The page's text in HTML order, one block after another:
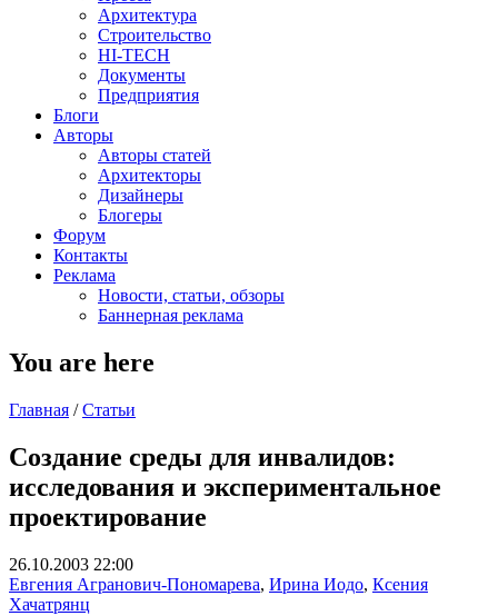
Архитектура
Строительство
HI-TECH
Документы
Предприятия
Блоги
Авторы
Авторы статей
Архитекторы
Дизайнеры
Блогеры
Форум
Контакты
Реклама
Новости, статьи, обзоры
Баннерная реклама
You are here
Главная / Статьи
Создание среды для инвалидов:
исследования и экспериментальное
проектирование
26.10.2003 22:00
Евгения Агранович-Пономарева, Ирина Иодо, Ксения
Хачатрянц